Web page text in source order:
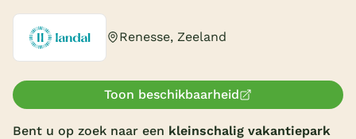
Vakantiepark keuzehulp
Vakantieparken
Renesse, Zeeland
Toon beschikbaarheid
Bent u op zoek naar een kleinschalig vakantiepark